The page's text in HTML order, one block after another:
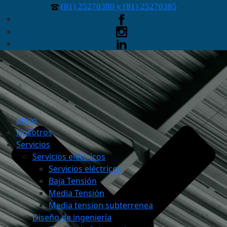
(81) 25270380 y (81) 25270385
Inicio
Nosotros
Servicios
Servicios eléctricos
Servicios eléctricos
Baja Tensión
Media Tensión
Media tension subterrenea
Diseño de ingeniería